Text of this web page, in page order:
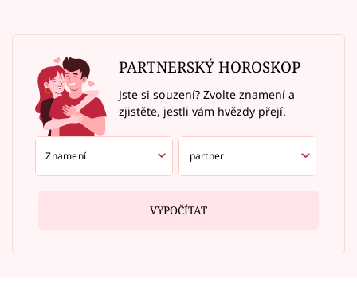
PARTNERSKÝ HOROSKOP
Jste si souzení? Zvolte znamení a
zjistěte, jestli vám hvězdy přejí.
VYPOČÍTAT